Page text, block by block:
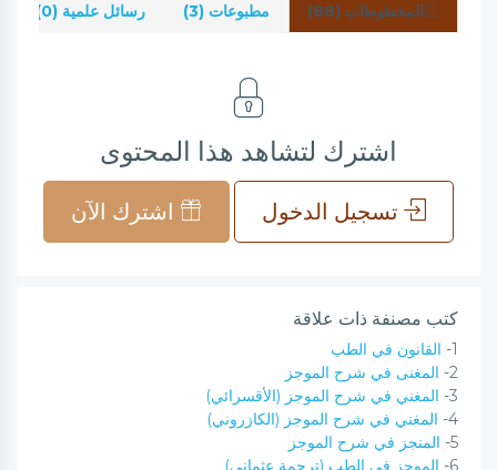
المخطوطات (88) مطبوعات (3) رسائل علمية (0)
اشترك لتشاهد هذا المحتوى
تسجيل الدخول اشترك الآن
كتب مصنفة ذات علاقة
1- القانون في الطب
2- المغنى في شرح الموجز
3- المغني في شرح الموجز (الأقسرائي)
4- المغني في شرح الموجز (الكازروني)
5- المنجز في شرح الموجز
6-
الموجز في الطب (ترجمة عثماني)